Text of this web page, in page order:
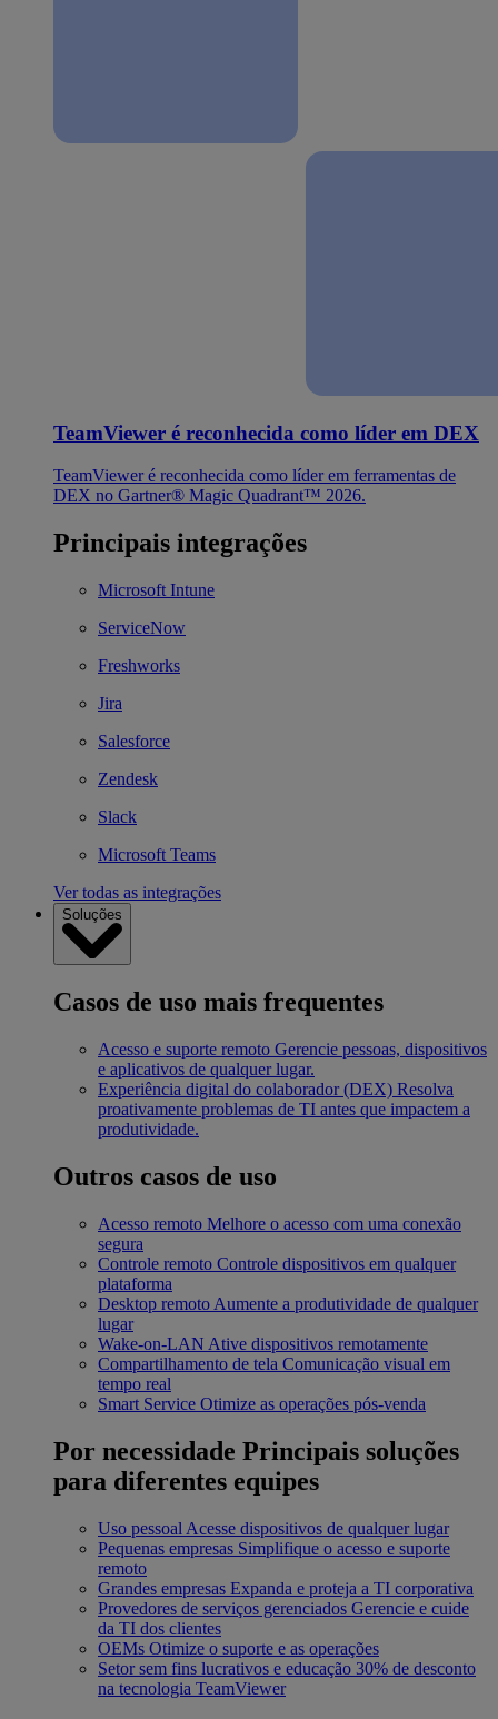
TeamViewer é reconhecida como líder em DEX
TeamViewer é reconhecida como líder em ferramentas de
DEX no Gartner® Magic Quadrant™ 2026.
Principais integrações
Microsoft Intune
ServiceNow
Freshworks
Jira
Salesforce
Zendesk
Slack
Microsoft Teams
Ver todas as integrações
Soluções
Casos de uso mais frequentes
Acesso e suporte remoto Gerencie pessoas, dispositivos
e aplicativos de qualquer lugar.
Experiência digital do colaborador (DEX) Resolva
proativamente problemas de TI antes que impactem a
produtividade.
Outros casos de uso
Acesso remoto Melhore o acesso com uma conexão
segura
Controle remoto Controle dispositivos em qualquer
plataforma
Desktop remoto Aumente a produtividade de qualquer
lugar
Wake-on-LAN Ative dispositivos remotamente
Compartilhamento de tela Comunicação visual em
tempo real
Smart Service Otimize as operações pós-venda
Por necessidade Principais soluções
para diferentes equipes
Uso pessoal Acesse dispositivos de qualquer lugar
Pequenas empresas Simplifique o acesso e suporte
remoto
Grandes empresas Expanda e proteja a TI corporativa
Provedores de serviços gerenciados Gerencie e cuide
da TI dos clientes
OEMs Otimize o suporte e as operações
Setor sem fins lucrativos e educação 30% de desconto
na tecnologia TeamViewer